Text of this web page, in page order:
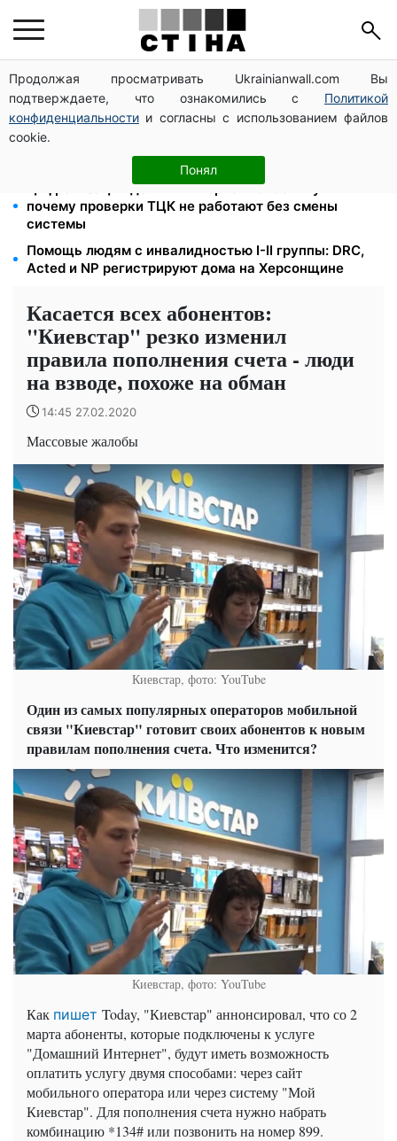
Продолжая просматривать Ukrainianwall.com Вы
подтверждаете, что ознакомились с Политикой
конфиденциальности и согласны с использованием файлов
cookie.
Понял
Новый знак на центральной улице: водителям
грузовиков запретили остановку — штраф до 680
грн
Ночной тариф на свет 2,16 грн/кВт-ч: экономия до
540 грн в месяц с сентября
Цифровизация дел и ВВК: юрист Танасийчук —
почему проверки ТЦК не работают без смены
системы
Помощь людям с инвалидностью I-II группы: DRC,
Acted и NP регистрируют дома на Херсонщине
Касается всех абонентов:
"Киевстар" резко изменил
правила пополнения счета - люди
на взводе, похоже на обман
14:45 27.02.2020
Массовые жалобы
Киевстар, фото: YouTube
Один из самых популярных операторов мобильной
связи "Киевстар" готовит своих абонентов к новым
правилам пополнения счета. Что изменится?
Киевстар, фото: YouTube
Как пишет Today, "Киевстар" аннонсировал, что со 2
марта абоненты, которые подключены к услуге
"Домашний Интернет", будут иметь возможность
оплатить услугу двумя способами: через сайт
мобильного оператора или через систему "Мой
Киевстар". Для пополнения счета нужно набрать
комбинацию *134# или позвонить на номер 899.